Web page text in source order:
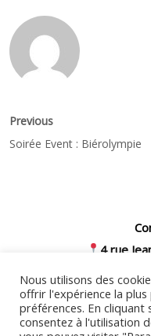
Navigation
de
Previous
Previous
Soirée Event : Biérolympie
4 rue
Nous utilisons des
offrir l'expérience la
préférences. En
consentez à l'utilisation